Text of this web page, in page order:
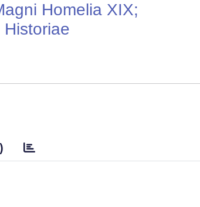
Homelia XIX;